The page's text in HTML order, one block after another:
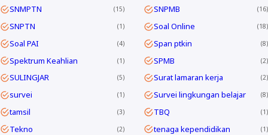
SNMPTN 15 SNPMB 16
SNPTN 1 Soal Online 18
Soal PAI 4 Span ptkin 8
Spektrum Keahlian 1 SPMB 2
SULINGJAR 5 Surat lamaran kerja 2
survei 1 Survei lingkungan belajar 8
tamsil 3 TBQ 1
Tekno 2 tenaga kependidikan 1